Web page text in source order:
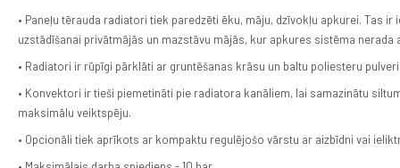
• Paneļu tērauda radiatori tiek paredzēti ēku, māju, dzīvokļu apkurei. Tas
uzstādīšanai privātmājās un mazstāvu mājās, kur apkures sistēma nerada
• Radiatori ir rūpīgi pārklāti ar gruntēšanas krāsu un baltu poliesteru pulveri
• Konvektori ir tieši piemetināti pie radiatora kanāliem, lai samazinātu
maksimālu veiktspēju.
• Opcionāli tiek aprīkots ar kompaktu regulējošo vārstu ar aizbīdni vai